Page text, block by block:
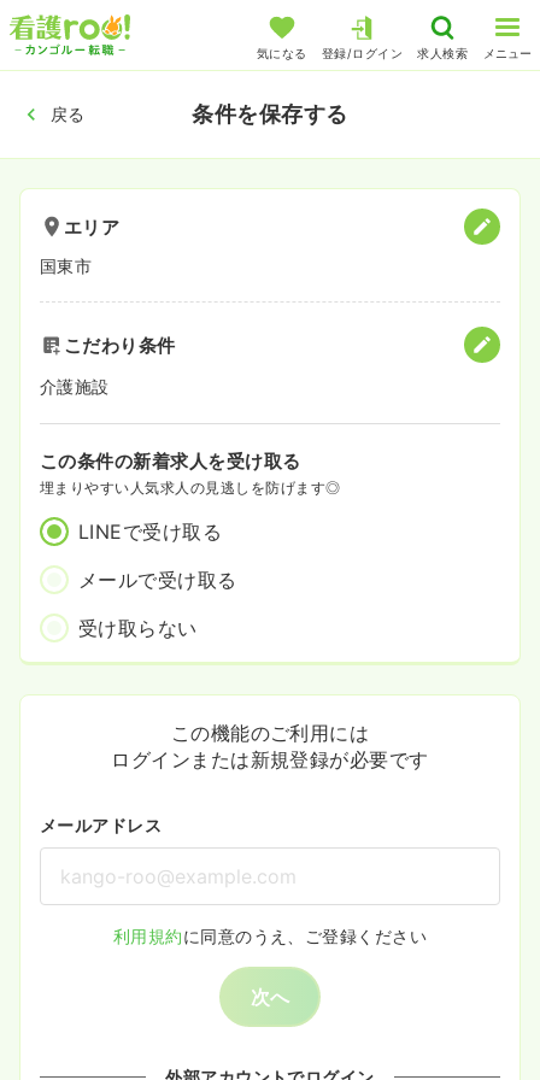
気になる 登録/ログイン 求人検索 メニュー
戻る 条件を保存する
エリア
国東市
こだわり条件
介護施設
この条件の新着求人を受け取る
埋まりやすい人気求人の見逃しを防げます◎
LINEで受け取る
メールで受け取る
受け取らない
この機能のご利用には
ログインまたは新規登録が必要です
メールアドレス
利用規約に同意のうえ、ご登録ください
次へ